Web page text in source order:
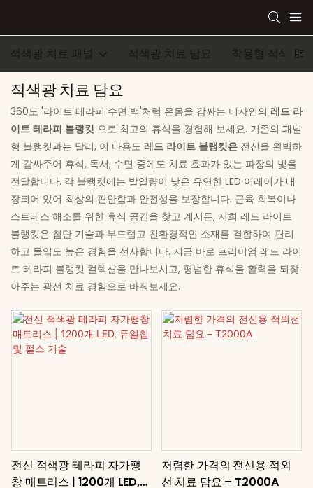
적색광 치료 패널 적색광 치료 담요 착용형 적색광
적색광 치료 담요
360도 '라이트 테라피 수면 백'처럼 온몸을 감싸는 디자인의 레드 라
이트 테라피 블랭킷 으로 최고의 휴식을 경험해 보세요. 기존의 패널
형 블랭킷과는 달리, 이 다용도 레드 라이트 블랭킷은 전신을 완벽하
게 감싸주어 휴식, 독서, 수면 중에도 치료 효과가 있는 파장의 빛을
전달합니다. 각 블랭킷에는 발열량이 낮은 유연한 LED 어레이가 내
장되어 있어 최상의 편안함과 안전성을 보장합니다. 근육 회복이나
스트레스 해소를 위한 휴식 공간을 찾고 계시든, 저희 레드 라이트
블랭킷은 첨단 기술과 부드럽고 친환경적인 소재를 결합하여 편리
하고 몰입도 높은 경험을 선사합니다. 지금 바로 프리미엄 레드 라이
트 테라피 블랭킷 컬렉션을 만나보시고, 평범한 휴식을 활력을 되찾
아주는 광선 ​​치료 경험으로 바꿔보세요.
전신 적색광 테라피 자가팽
창 매트리스 | 1200개 LED,
저렴한 가격의 전신용 적외
선 치료 담요 – T2000A